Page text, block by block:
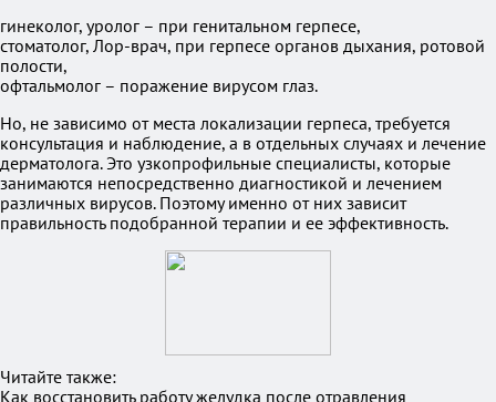
гинеколог, уролог – при генитальном герпесе,
стоматолог, Лор-врач, при герпесе органов дыхания, ротовой
полости,
офтальмолог – поражение вирусом глаз.
Но, не зависимо от места локализации герпеса, требуется
консультация и наблюдение, а в отдельных случаях и лечение
дерматолога. Это узкопрофильные специалисты, которые
занимаются непосредственно диагностикой и лечением
различных вирусов. Поэтому именно от них зависит
правильность подобранной терапии и ее эффективность.
Читайте также:
Как восстановить работу желудка после отравления